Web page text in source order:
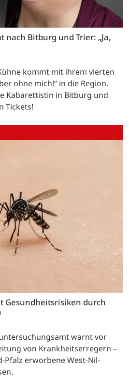
Bitburg und Trier: „Ja,
kommt mit ihrem vierten
ohne mich!“ in die Region.
Kabarettistin in Bitburg und
Tickets!
Gesundheitsrisiken durch
warnt vor
von Krankheitserregern –
Pfalz erworbene West-Nil-